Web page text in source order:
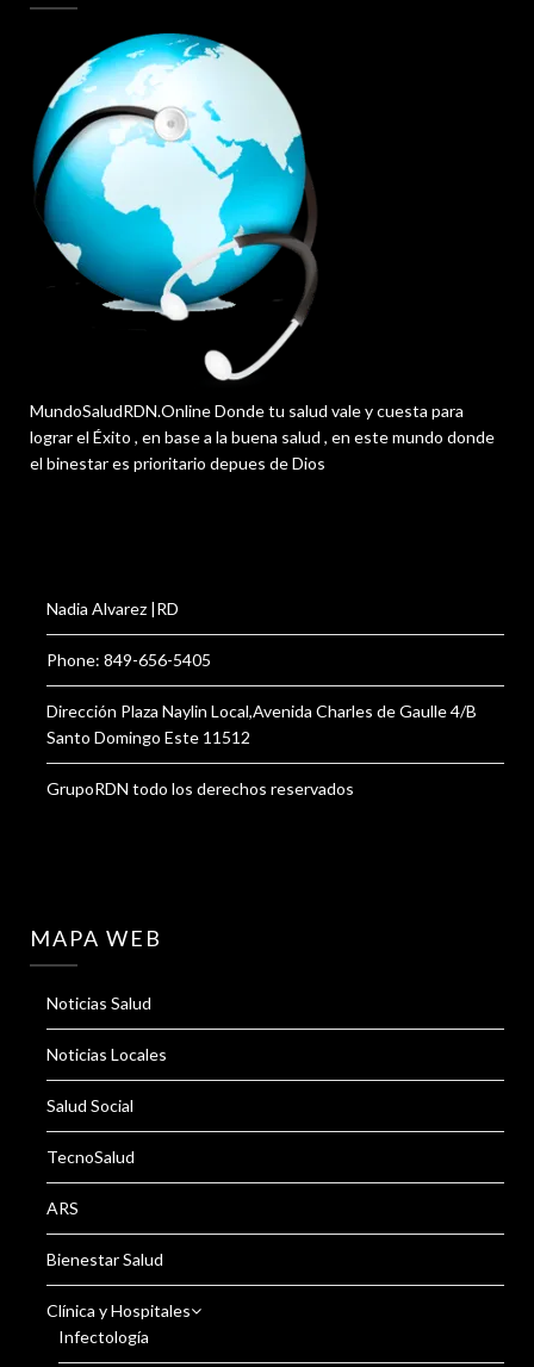
MundoSaludRDN.Online Donde tu salud vale y cuesta para
lograr el Éxito , en base a la buena salud , en este mundo donde
el binestar es prioritario depues de Dios
Nadia Alvarez |RD
Phone: 849-656-5405
Dirección Plaza Naylin Local,Avenida Charles de Gaulle 4/B
Santo Domingo Este 11512
GrupoRDN todo los derechos reservados
MAPA WEB
Noticias Salud
Noticias Locales
Salud Social
TecnoSalud
ARS
Bienestar Salud
Clínica y Hospitales
Infectología